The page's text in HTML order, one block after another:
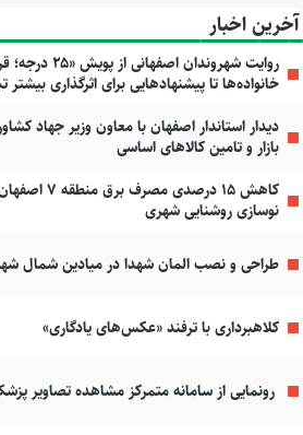
آخرین اخبار
روایت شهروندان
خانواده‌ها تا پیشنهادهایی برای اثرگذاری
دیدار استاندار اصفهان با معاون وزیر جهاد
بازار و تامین کالاهای اساسی
کاهش ۱۵
نوسازی روشنایی شهری
طراحی و نصب المان شهدا در میادین شمال
کلاهبرداری با ترفند «عکس‌های یادگاری»
رونمایی از سامانه متمرکز مشاهده تصاویر